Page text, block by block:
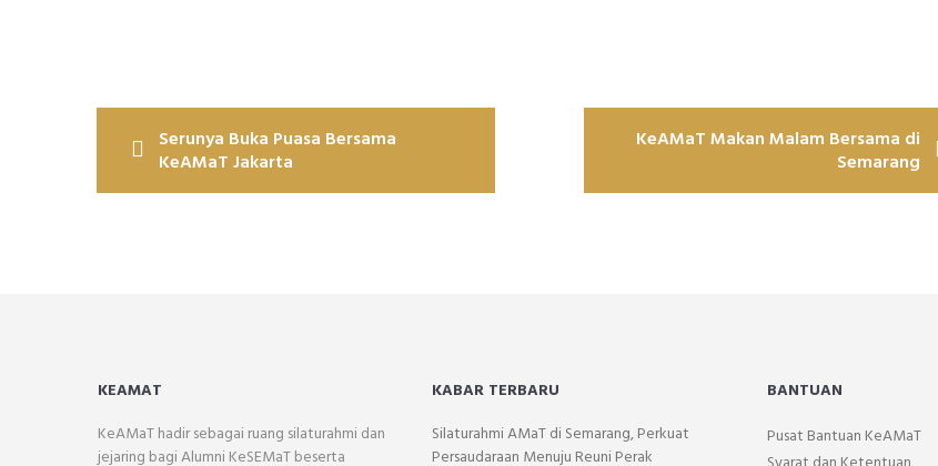
Navigasi
pos
Serunya Buka Puasa Bersama
KeAMaT Jakarta
KeAMaT Makan Malam Bersama di
Semarang
KEAMAT
KeAMaT hadir sebagai ruang silaturahmi dan
jejaring bagi Alumni KeSEMaT beserta
KABAR TERBARU
Silaturahmi AMaT di Semarang, Perkuat
Persaudaraan Menuju Reuni Perak
BANTUAN
Pusat Bantuan KeAMaT